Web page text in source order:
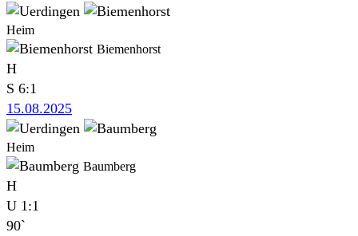
Heim
Biemenhorst
H
S 6:1
15.08.2025
Heim
Baumberg
H
U 1:1
90`